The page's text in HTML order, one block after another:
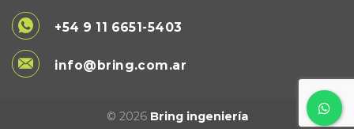
+54 9 11 6651-5403
info@bring.com.ar
© 2026 Bring ingeniería